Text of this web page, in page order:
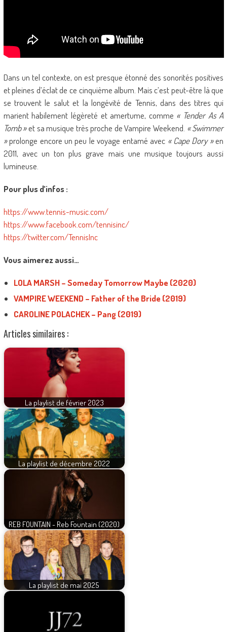
Dans un tel contexte, on est presque étonné des sonorités positives
et pleines d’éclat de ce cinquième album. Mais c’est peut-être là que
se trouvent le salut et la longévité de Tennis, dans des titres qui
marient habilement légèreté et amertume, comme « Tender As A
Tomb »et sa musique très proche de Vampire Weekend. « Swimmer
»prolonge encore un peu le voyage entamé avec « Cape Dory »en
2011, avec un ton plus grave mais une musique toujours aussi
lumineuse.
Pour plus d’infos :
https://www.tennis-music.com/
https://www.facebook.com/tennisinc/
https://twitter.com/TennisInc
Vous aimerez aussi…
LOLA MARSH – Someday Tomorrow Maybe (2020)
VAMPIRE WEEKEND – Father of the Bride (2019)
CAROLINE POLACHEK – Pang (2019)
Articles similaires :
La playlist de février 2023
La playlist de décembre 2022
REB FOUNTAIN - Reb Fountain (2020)
La playlist de mai 2025